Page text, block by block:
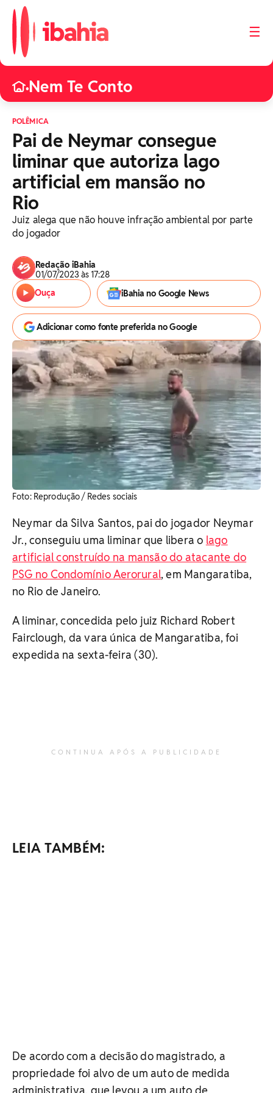
☰
•Nem Te Conto
POLÊMICA
Pai de Neymar consegue
liminar que autoriza lago
artificial em mansão no
Rio
Juiz alega que não houve infração ambiental por parte
do jogador
Redação iBahia
01/07/2023 às 17:28
Ouça
iBahia no Google News
Adicionar como fonte preferida no Google
Foto: Reprodução / Redes sociais
Neymar da Silva Santos, pai do jogador Neymar
Jr., conseguiu uma liminar que libera o lago
artificial construído na mansão do atacante do
PSG no Condomínio Aerorural, em Mangaratiba,
no Rio de Janeiro.
A liminar, concedida pelo juiz Richard Robert
Fairclough, da vara única de Mangaratiba, foi
expedida na sexta-feira (30).
CONTINUA APÓS A PUBLICIDADE
LEIA TAMBÉM:
De acordo com a decisão do magistrado, a
propriedade foi alvo de um auto de medida
administrativa, que levou a um auto de